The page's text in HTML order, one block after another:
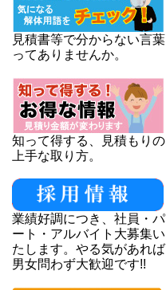
見積書等で分からない言葉
ってありませんか。
知って得する、見積もりの
上手な取り方。
業績好調につき、社員・パ
ート・アルバイト大募集い
たします。やる気があれば
男女問わず大歓迎です!!